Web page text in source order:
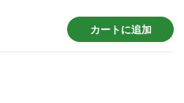
カートに追加